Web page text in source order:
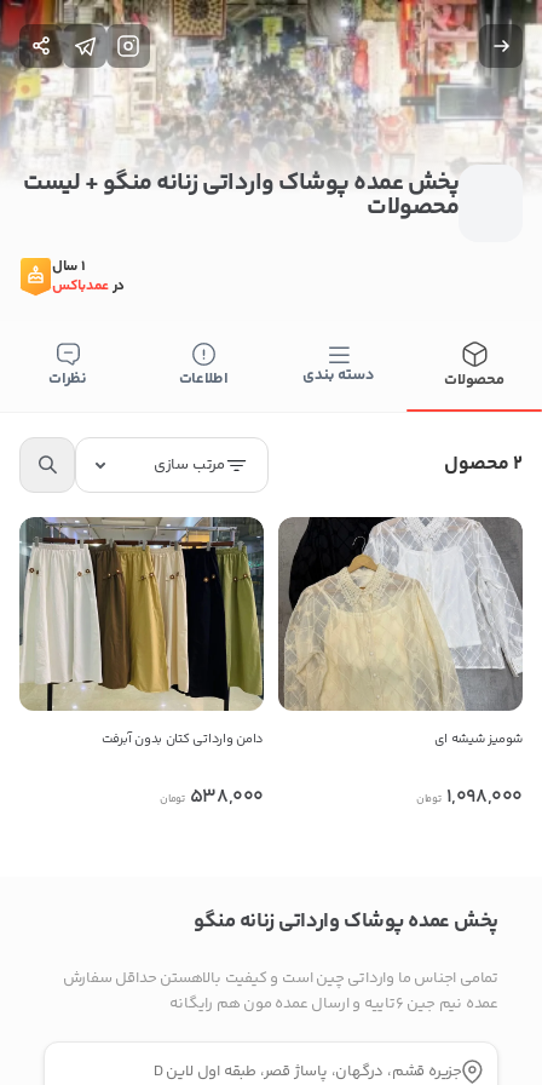
پخش عمده پوشاک وارداتی زنانه منگو + لیست
محصولات
1 سال
درعمدباکس
محصولات دسته بندی اطلاعات نظرات
2 محصول مرتب سازی
شومیز شیشه ای
1,098,000 تومان
دامن وارداتی کتان بدون آبرفت
538,000 تومان
پخش عمده پوشاک وارداتی زنانه منگو
کپی 09186507175
راه های دیگر ارتباطی
پیج اینستاگرام
بدیهی است عمدباکس هیچ نوع مسئولیتی در قبال نداشته و
صحت موارد ذکر شده بر عهده فرد آگهی دهنده می باشد.
پخش عمده پوشاک وارداتی زنانه منگو
تمامی اجناس ما وارداتی چین است و کیفیت بالاهستن حداقل سفارش
عمده نیم جین ۶تاییه و ارسال عمده مون هم رایگانه
جزیره قشم، درگهان، پاساژ قصر، طبقه اول لاین D